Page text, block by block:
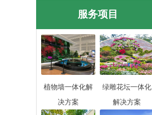
服务项目
植物墙一体化解
决方案
绿雕花坛一体化
解决方案